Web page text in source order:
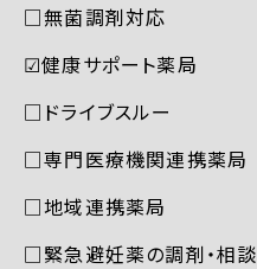
□無菌調剤対応
☑︎健康サポート薬局
□ドライブスルー
□専門医療機関連携薬局
□地域連携薬局
□緊急避妊薬の調剤・相談